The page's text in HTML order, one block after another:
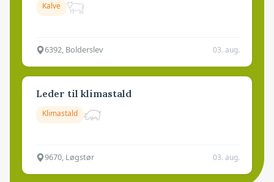
Kalve
6392, Bolderslev 03. aug.
Leder til klimastald
Klimastald
9670, Løgstør 03. aug.